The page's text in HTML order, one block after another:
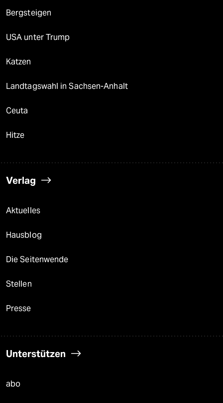
Bergsteigen
USA unter Trump
Katzen
Landtagswahl in Sachsen-Anhalt
Ceuta
Hitze
Verlag
Aktuelles
Hausblog
Die Seitenwende
Stellen
Presse
Unterstützen
abo